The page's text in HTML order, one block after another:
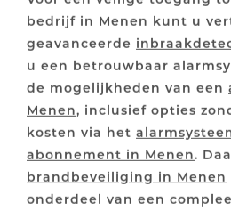
bedrijf in Menen kunt u
geavanceerde
u een betrouwbaar
de mogelijkheden van een
Menen, inclusief opties
kosten via het
abonnement in Menen.
brandbeveiliging in Menen
onderdeel van een